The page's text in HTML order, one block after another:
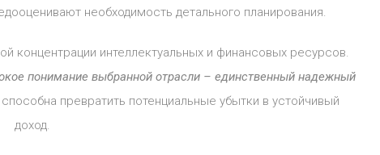
необходимость детального планирования.
концентрации интеллектуальных и финансовых ресурсов.
понимание выбранной отрасли – единственный надежный
превратить потенциальные убытки в устойчивый
доход.